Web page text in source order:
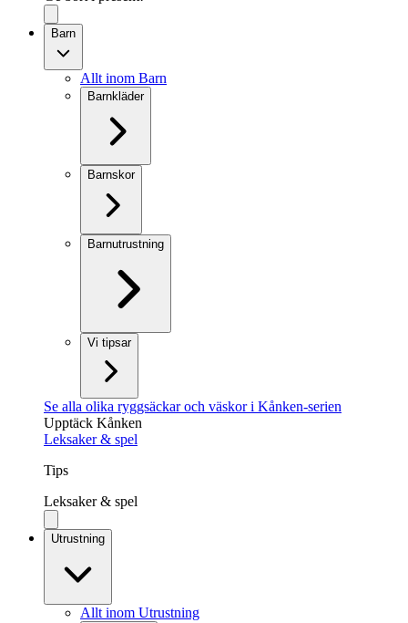
Barn
Allt inom Barn
Barnkläder
Barnskor
Barnutrustning
Vi tipsar
Se alla olika ryggsäckar och väskor i Kånken-serien
Upptäck Kånken
Leksaker & spel
Tips
Leksaker & spel
Utrustning
Allt inom Utrustning